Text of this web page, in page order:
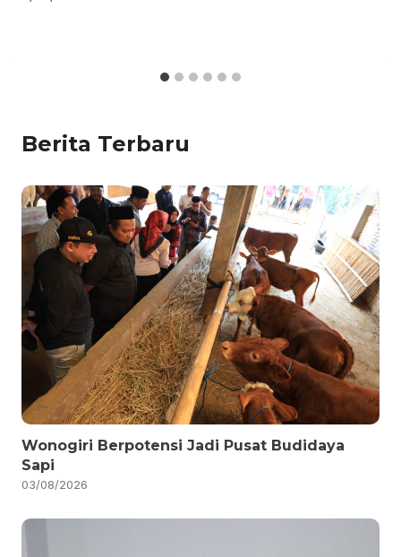
Berita Terbaru
Wonogiri Berpotensi Jadi Pusat Budidaya
Sapi
03/08/2026